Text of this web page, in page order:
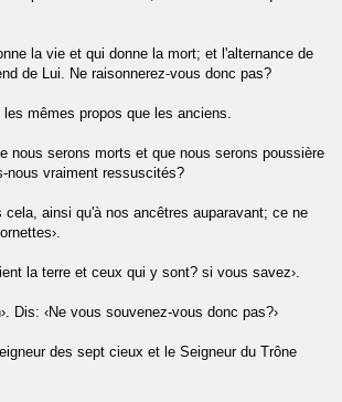
la vie et qui donne la mort; et l'alternance de
de Lui. Ne raisonnerez-vous donc pas?
mêmes propos que les anciens.
nous serons morts et que nous serons poussière
nous vraiment ressuscités?
cela, ainsi qu'à nos ancêtres auparavant; ce ne
la terre et ceux qui y sont? si vous savez›.
Dis: ‹Ne vous souvenez-vous donc pas?›
des sept cieux et le Seigneur du Trône